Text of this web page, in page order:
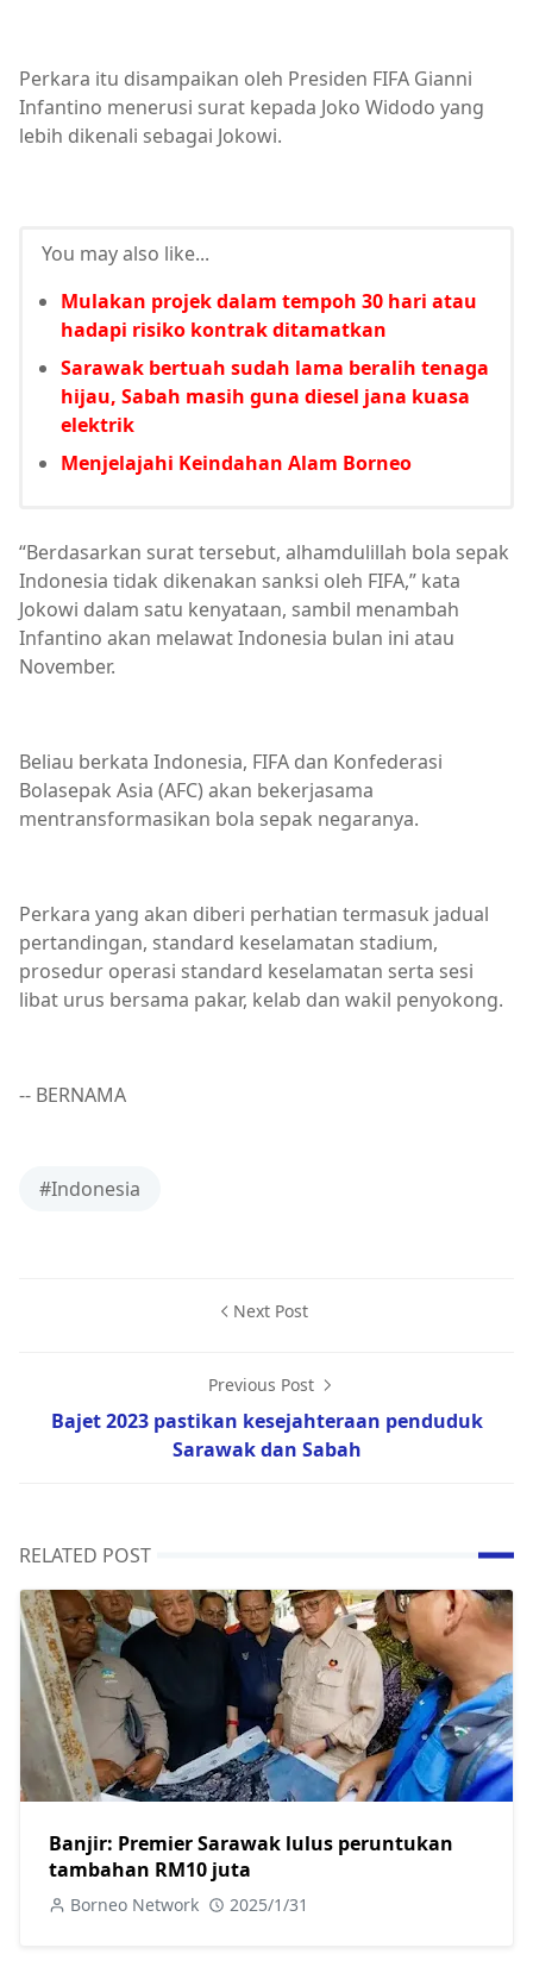
Perkara itu disampaikan oleh Presiden FIFA Gianni
Infantino menerusi surat kepada Joko Widodo yang
lebih dikenali sebagai Jokowi.
You may also like...
Mulakan projek dalam tempoh 30 hari atau
hadapi risiko kontrak ditamatkan
Sarawak bertuah sudah lama beralih tenaga
hijau, Sabah masih guna diesel jana kuasa
elektrik
Menjelajahi Keindahan Alam Borneo
“Berdasarkan surat tersebut, alhamdulillah bola sepak
Indonesia tidak dikenakan sanksi oleh FIFA,” kata
Jokowi dalam satu kenyataan, sambil menambah
Infantino akan melawat Indonesia bulan ini atau
November.
Beliau berkata Indonesia, FIFA dan Konfederasi
Bolasepak Asia (AFC) akan bekerjasama
mentransformasikan bola sepak negaranya.
Perkara yang akan diberi perhatian termasuk jadual
pertandingan, standard keselamatan stadium,
prosedur operasi standard keselamatan serta sesi
libat urus bersama pakar, kelab dan wakil penyokong.
-- BERNAMA
#Indonesia
Next Post
Previous Post
Bajet 2023 pastikan kesejahteraan penduduk
Sarawak dan Sabah
RELATED POST
Banjir: Premier Sarawak lulus peruntukan
tambahan RM10 juta
Borneo Network 2025/1/31